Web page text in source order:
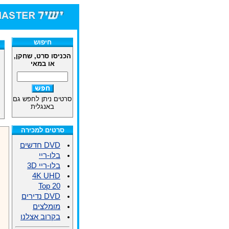
חיפוש
הכניסו סרט, שחקן,
או במאי
סרטים ניתן לחפש גם
באנגלית
סרטים למכירה
DVD חדשים
בלו-ריי
בלו-ריי 3D
4K UHD
Top 20
DVD נדירים
מומלצים
בקרוב אצלנו